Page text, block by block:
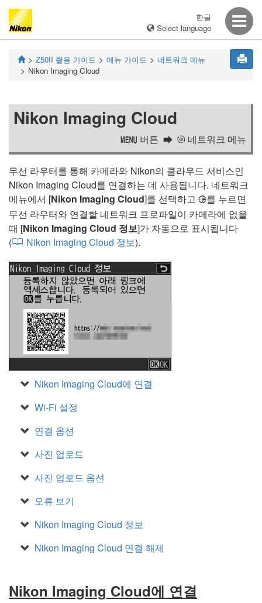
한글
Select language
Z50II 활용 가이드 메뉴 가이드
네트워크 메뉴
Nikon Imaging Cloud
Nikon Imaging Cloud
G 버튼 a 네트워크 메뉴
무선 라우터를 통해 카메라와 Nikon의 클라우드 서비스인
Nikon Imaging Cloud를 연결하는 데 사용됩니다. 네트워크
메뉴에서 [Nikon Imaging Cloud]를 선택하고 2를 누르면
무선 라우터와 연결할 네트워크 프로파일이 카메라에 없을
때 [Nikon Imaging Cloud 정보]가 자동으로 표시됩니다
(
Nikon Imaging Cloud 정보).
Nikon Imaging Cloud에 연결
Wi-Fi 설정
연결 옵션
사진 업로드
사진 업로드 옵션
오류 보기
Nikon Imaging Cloud 정보
Nikon Imaging Cloud 연결 해제
Nikon Imaging Cloud에 연결